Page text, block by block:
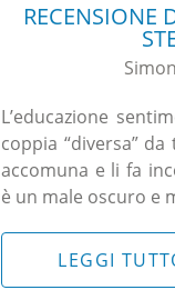
RECENSIONE
L’educazione
coppia “diversa”
accomuna e li fa
è un male oscuro e
LEGGI